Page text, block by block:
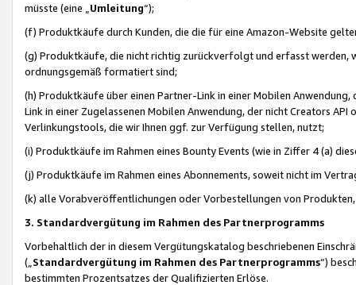
müsste (eine „ Umleitung“);
(f) Produktkäufe durch Kunden, die die für eine Amazon-Website
(g) Produktkäufe, die nicht richtig zurückverfolgt und erfasst werden,
ordnungsgemäß formatiert sind;
(h) Produktkäufe über einen Partner-Link in einer Mobilen
Link in einer Zugelassenen Mobilen Anwendung, der nicht Creators
Verlinkungstools, die wir Ihnen ggf. zur Verfügung stellen, nutzt;
(i) Produktkäufe im Rahmen eines Bounty Events (wie in Ziffer 4 (a)
(j) Produktkäufe im Rahmen eines Abonnements, soweit nicht im
(k) alle Vorabveröffentlichungen oder Vorbestellungen von
3. Standardvergütung im Rahmen des Partnerprogramms
Vorbehaltlich der in diesem Vergütungskatalog beschriebenen
(„ Standardvergütung im Rahmen des Partnerprogramms“)
bestimmten Prozentsatzes der Qualifizierten Erlöse.